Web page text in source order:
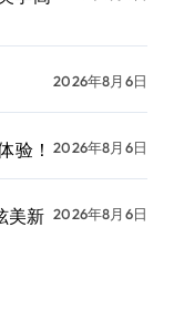
2026年8月6日
验！ 2026年8月6日
美新 2026年8月6日